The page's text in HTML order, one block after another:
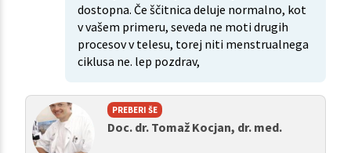
dostopna. Če ščitnica deluje normalno, kot
v vašem primeru, seveda ne moti drugih
procesov v telesu, torej niti menstrualnega
ciklusa ne. lep pozdrav,
PREBERI ŠE
Doc. dr. Tomaž Kocjan, dr. med.